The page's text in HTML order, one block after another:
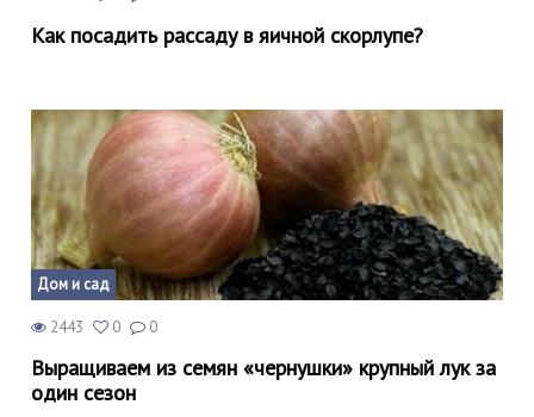
Как посадить рассаду в яичной скорлупе?
Дом и сад
2443 0 0
Выращиваем из семян «чернушки» крупный лук за
один сезон